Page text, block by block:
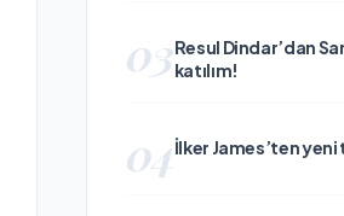
03Resul Dindar’dan
katılım!
04İlker James’ten yeni